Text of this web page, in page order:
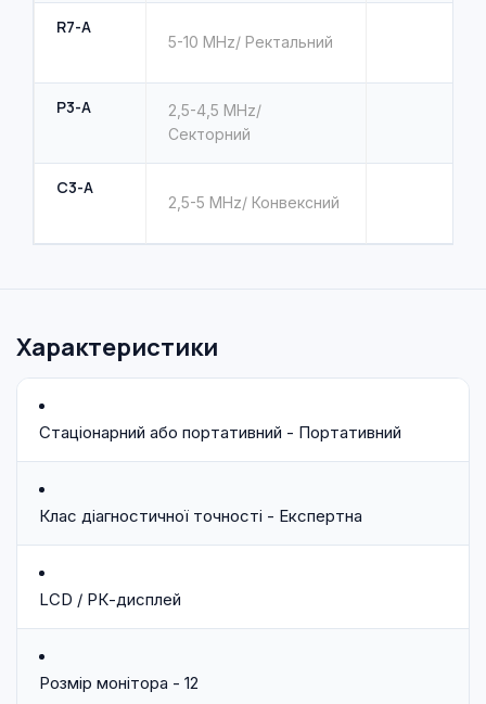
R7-A
5-10 MHz/ Ректальний
P3-A
2,5-4,5 MHz/
Секторний
C3-A
2,5-5 MHz/ Конвексний
Характеристики
Стаціонарний або портативний - Портативний
Клас діагностичної точності - Експертна
LCD / РК-дисплей
Розмір монітора - 12